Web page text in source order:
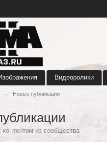
Видеоролики
→ Новые публикации
контентом из сообщества